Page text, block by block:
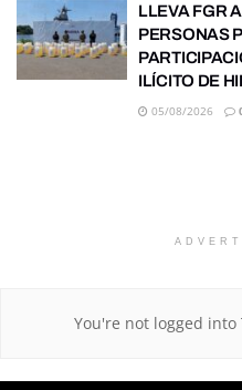
LLEVA FGR
PERSONAS
ILÍCITO DE
05/08/2026
You're not logged into